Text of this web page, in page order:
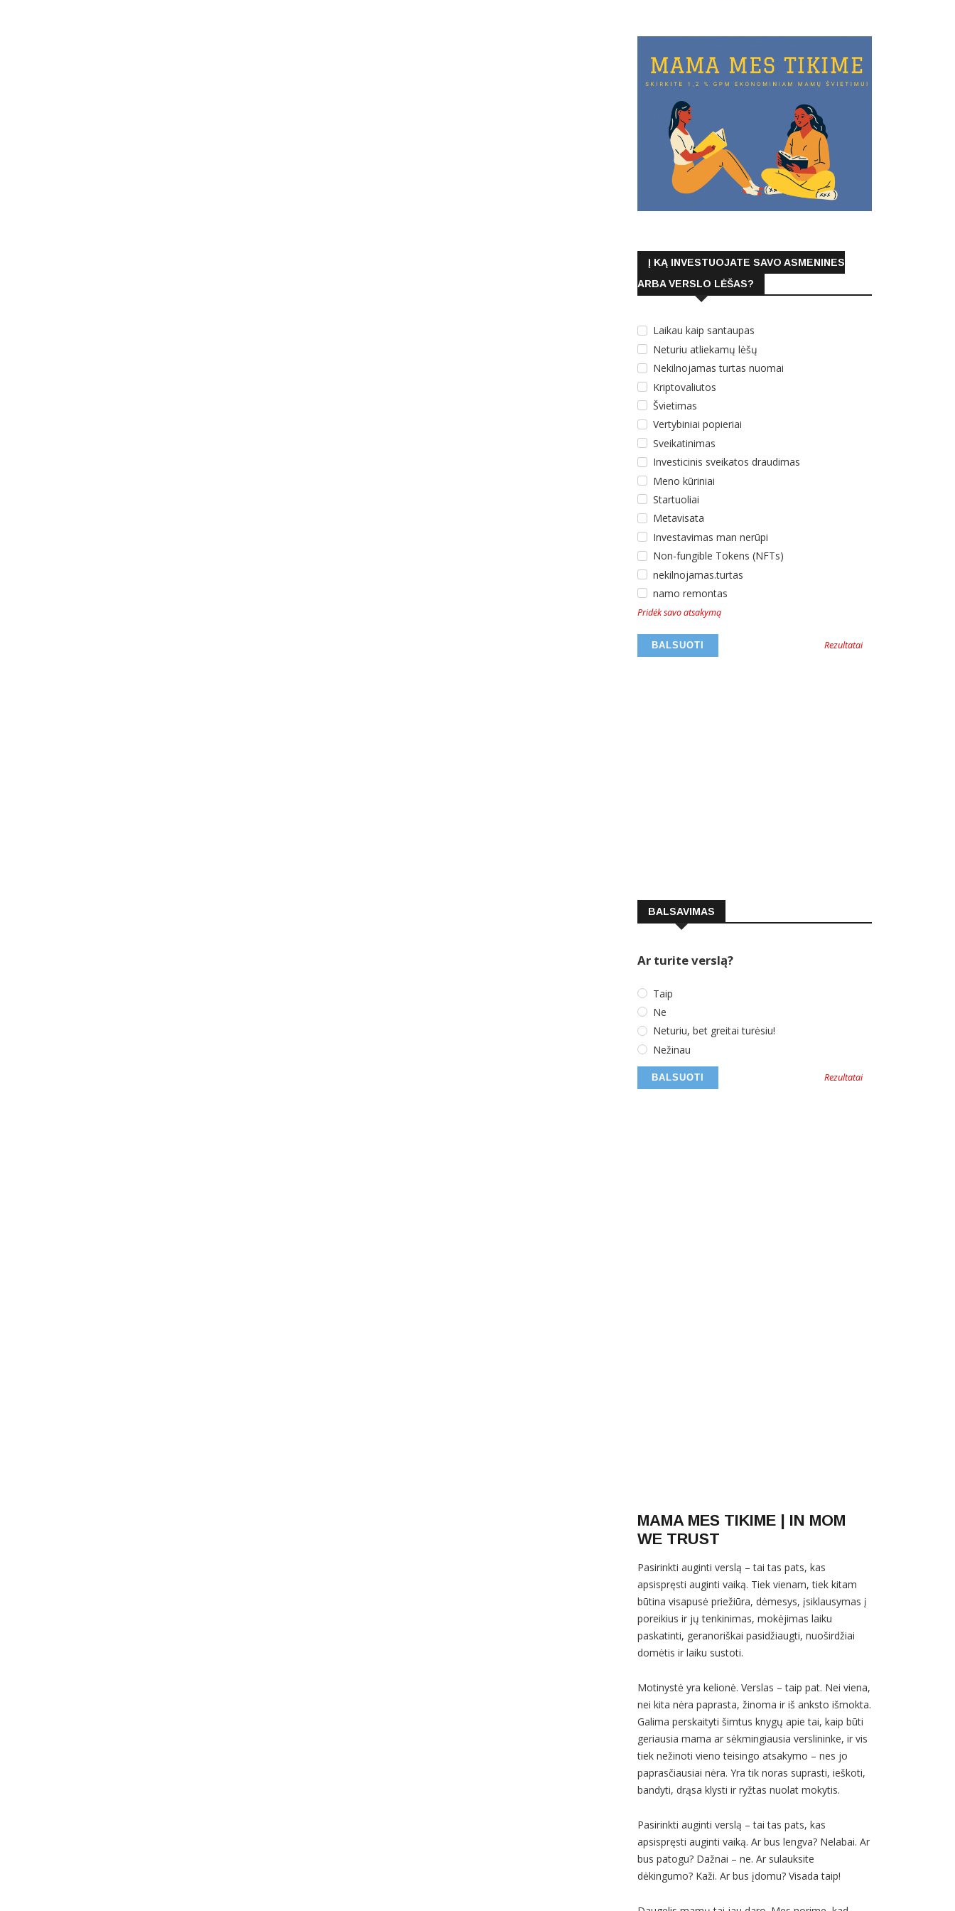
Į KĄ INVESTUOJATE SAVO ASMENINES
ARBA VERSLO LĖŠAS?
Laikau kaip santaupas
Neturiu atliekamų lėšų
Nekilnojamas turtas nuomai
Kriptovaliutos
Švietimas
Vertybiniai popieriai
Sveikatinimas
Investicinis sveikatos draudimas
Meno kūriniai
Startuoliai
Metavisata
Investavimas man nerūpi
Non-fungible Tokens (NFTs)
nekilnojamas.turtas
namo remontas
Pridėk savo atsakymą
Rezultatai
BALSAVIMAS
Ar turite verslą?
Taip
Ne
Neturiu, bet greitai turėsiu!
Nežinau
Rezultatai
MAMA MES TIKIME | IN MOM
WE TRUST
Pasirinkti auginti verslą – tai tas pats, kas
apsispręsti auginti vaiką. Tiek vienam, tiek kitam
būtina visapusė priežiūra, dėmesys, įsiklausymas į
poreikius ir jų tenkinimas, mokėjimas laiku
paskatinti, geranoriškai pasidžiaugti, nuoširdžiai
domėtis ir laiku sustoti.
Motinystė yra kelionė. Verslas – taip pat. Nei viena,
nei kita nėra paprasta, žinoma ir iš anksto išmokta.
Galima perskaityti šimtus knygų apie tai, kaip būti
geriausia mama ar sėkmingiausia verslininke, ir vis
tiek nežinoti vieno teisingo atsakymo – nes jo
paprasčiausiai nėra. Yra tik noras suprasti, ieškoti,
bandyti, drąsa klysti ir ryžtas nuolat mokytis.
Pasirinkti auginti verslą – tai tas pats, kas
apsispręsti auginti vaiką. Ar bus lengva? Nelabai. Ar
bus patogu? Dažnai – ne. Ar sulauksite
dėkingumo? Kaži. Ar bus įdomu? Visada taip!